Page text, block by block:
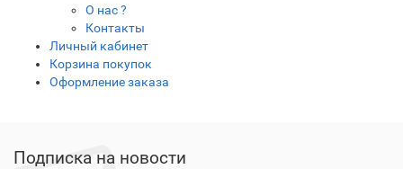
О нас ?
Контакты
Личный кабинет
Корзина покупок
Оформление заказа
Подписка на новости